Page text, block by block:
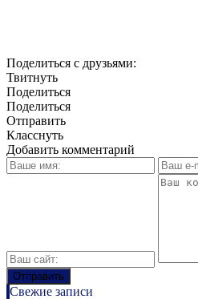
Поделиться с друзьями:
Твитнуть
Поделиться
Поделиться
Отправить
Класснуть
Добавить комментарий
Свежие записи